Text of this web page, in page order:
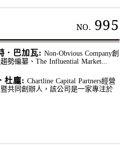
NO. 995
．巴加瓦: Non-Obvious Company創
勢編纂、The Influential Market...
杜龐: Chartline Capital Partners經營
共同創辦人，該公司是一家專注於